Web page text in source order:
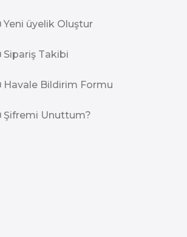
Yeni üyelik Oluştur
Sipariş Takibi
Havale Bildirim Formu
Şifremi Unuttum?